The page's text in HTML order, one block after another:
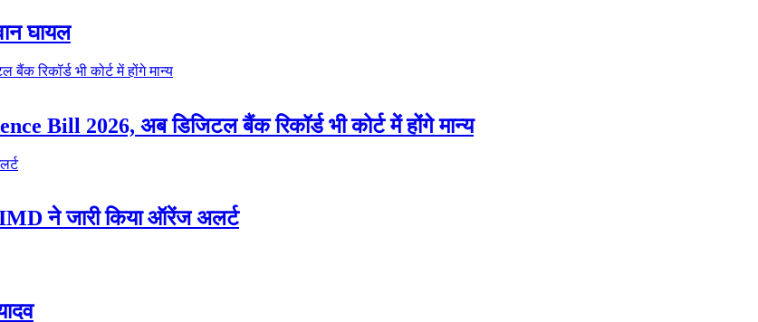
घायल
Bill 2026, अब डिजिटल बैंक रिकॉर्ड भी कोर्ट में होंगे मान्य
ने जारी किया ऑरेंज अलर्ट